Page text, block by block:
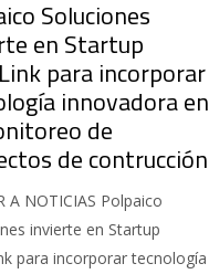
Soluciones
en Startup
para incorporar
innovadora en
de
de contrucción
A NOTICIAS Polpaico
invierte en Startup
para incorporar tecnología